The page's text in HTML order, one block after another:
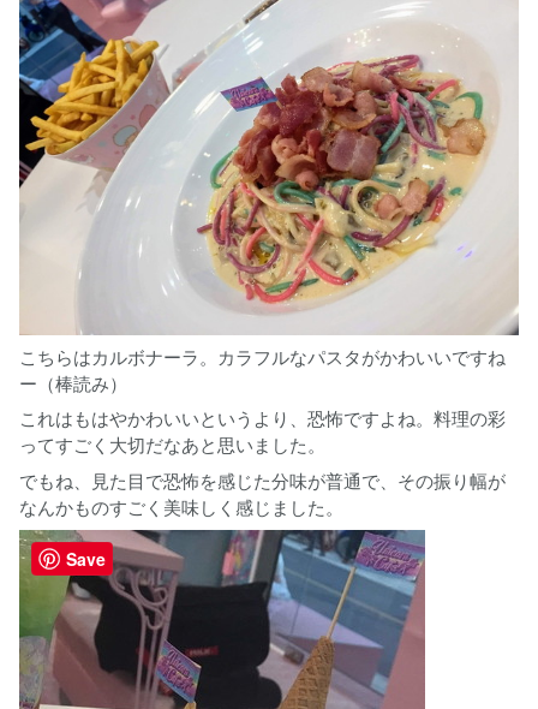
こちらはカルボナーラ。カラフルなパスタがかわいいですね
ー（棒読み）
これはもはやかわいいというより、恐怖ですよね。料理の彩
ってすごく大切だなあと思いました。
でもね、見た目で恐怖を感じた分味が普通で、その振り幅が
なんかものすごく美味しく感じました。
Save